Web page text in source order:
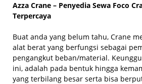
Azza Crane – Penyedia Sewa Foco
Terpercaya
Buat anda yang belum tahu, Crane
alat berat yang berfungsi sebagai
pengangkut beban/material.
ini, adalah pada bentuk hingga
yang terbilang besar serta bisa